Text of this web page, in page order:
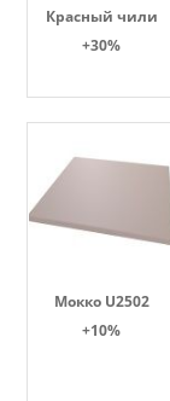
Красный чили
+30%
Мокко U2502
+10%